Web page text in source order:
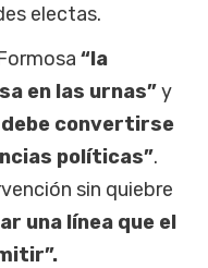
electas.
“la
en las urnas”y
debe convertirse
políticas”.
sin quiebre
una línea que el